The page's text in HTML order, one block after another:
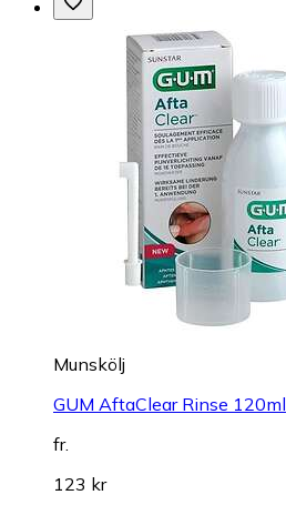
Munskölj
GUM AftaClear Rinse 120ml
fr.
123 kr